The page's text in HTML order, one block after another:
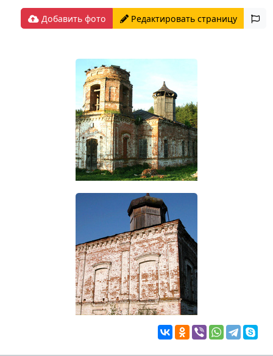
Добавить фото Редактировать страницу